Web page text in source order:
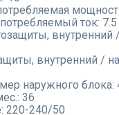
ток: 7.5
внутренний /
наружного блока:
36
220-240/50